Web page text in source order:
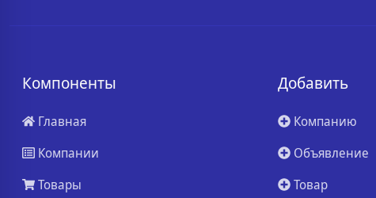
Компоненты
Главная
Компании
Товары
Добавить
Компанию
Объявление
Товар